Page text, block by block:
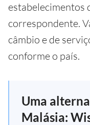
estabelecimentos
correspondente.
câmbio e de
conforme o país.
Uma
Malásia: